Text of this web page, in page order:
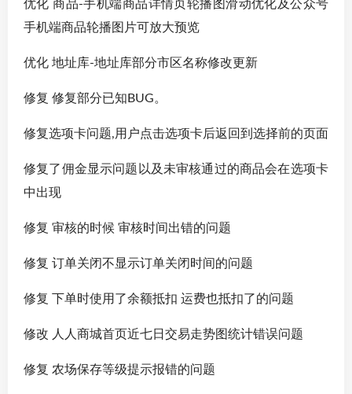
优化 商品-手机端商品详情页轮播图滑动优化及公众号
手机端商品轮播图片可放大预览
优化 地址库-地址库部分市区名称修改更新
修复 修复部分已知BUG。
修复选项卡问题,用户点击选项卡后返回到选择前的页面
修复了佣金显示问题以及未审核通过的商品会在选项卡
中出现
修复 审核的时候 审核时间出错的问题
修复 订单关闭不显示订单关闭时间的问题
修复 下单时使用了余额抵扣 运费也抵扣了的问题
修改 人人商城首页近七日交易走势图统计错误问题
修复 农场保存等级提示报错的问题